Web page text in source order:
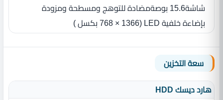
شاشة15.6 بوصة‏مضادة للتوهج ومسطحة ومزودة
بإضاءة خلفية LED ‏(‏1366 × 768 بكسل ‏)‏
سعة التخزين
هارد ديسك HDD